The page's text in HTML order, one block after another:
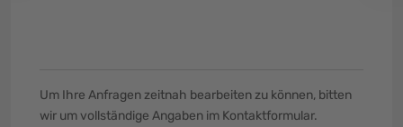
Um Ihre Anfragen zeitnah bearbeiten zu können, bitten
wir um vollständige Angaben im Kontaktformular.